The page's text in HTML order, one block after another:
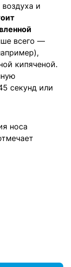
и
всего —
кипяченой.
секунд или
носа